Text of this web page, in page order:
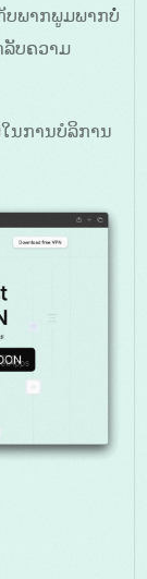
ບພາກພູມພາກບໍ່
ລັບຄວາມ
ນການບໍລິການ